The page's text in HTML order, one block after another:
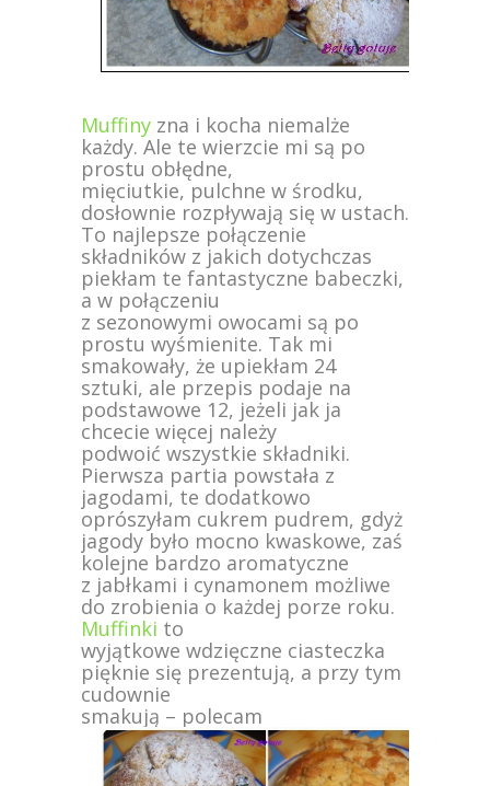
Muffiny zna i kocha niemalże
każdy. Ale te wierzcie mi są po
prostu obłędne,
mięciutkie, pulchne w środku,
dosłownie rozpływają się w ustach.
To najlepsze połączenie
składników z jakich dotychczas
piekłam te fantastyczne babeczki,
a w połączeniu
z sezonowymi owocami są po
prostu wyśmienite. Tak mi
smakowały, że upiekłam 24
sztuki, ale przepis podaje na
podstawowe 12, jeżeli jak ja
chcecie więcej należy
podwoić wszystkie składniki.
Pierwsza partia powstała z
jagodami, te dodatkowo
oprószyłam cukrem pudrem, gdyż
jagody było mocno kwaskowe, zaś
kolejne bardzo aromatyczne
z jabłkami i cynamonem możliwe
do zrobienia o każdej porze roku.
Muffinki to
wyjątkowe wdzięczne ciasteczka
pięknie się prezentują, a przy tym
cudownie
smakują – polecam